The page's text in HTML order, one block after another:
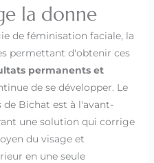
la donne
de féminisation faciale, la
permettant d'obtenir ces
permanents et
de se développer. Le
Bichat est à l'avant-
une solution qui corrige
du visage et
en une seule